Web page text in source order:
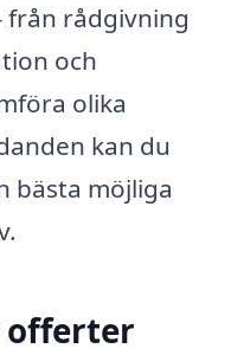
från rådgivning
och
olika
kan du
bästa möjliga
offerter